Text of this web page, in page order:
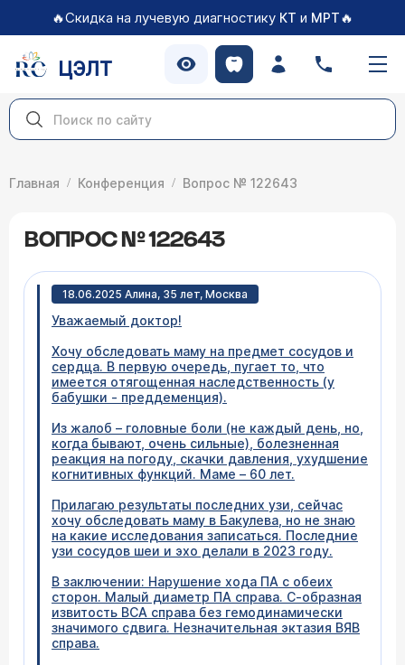
🔥Скидка на лучевую диагностику КТ и МРТ🔥
ЦЭЛТ
Главная Конференция Вопрос № 122643
ВОПРОС № 122643
18.06.2025 Алина, 35 лет, Москва
Уважаемый доктор!
Хочу обследовать маму на предмет сосудов и
сердца. В первую очередь, пугает то, что
имеется отягощенная наследственность (у
бабушки - преддеменция).
Из жалоб – головные боли (не каждый день, но,
когда бывают, очень сильные), болезненная
реакция на погоду, скачки давления, ухудшение
когнитивных функций. Маме – 60 лет.
Прилагаю результаты последних узи, сейчас
хочу обследовать маму в Бакулева, но не знаю
на какие исследования записаться. Последние
узи сосудов шеи и эхо делали в 2023 году.
В заключении: Нарушение хода ПА с обеих
сторон. Малый диаметр ПА справа. С-образная
извитость ВСА справа без гемодинамически
значимого сдвига. Незначительная эктазия ВЯВ
справа.